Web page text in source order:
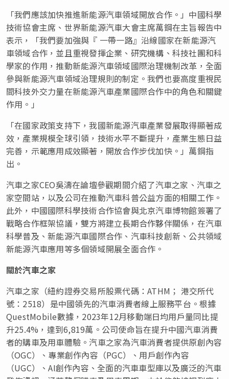
「我們應該加快推進新能源汽車領域開放合作。」 中國科學
技術協會主席、世界新能源汽車大會主席萬鋼在主旨報告中
表示，「我們要加強與『 一帶一路』沿線國家在新能源汽
車領域合作，並且重視發揮企業、研究機構、科技社團和科
學家的作用，推動新能源汽車領域國際治理機制改革，全面
參與新能源汽車領域治理規則的制定。我們也要高度重視民
間科技外交力量在新能源汽車產業國際合作中的角色和關鍵
作用。」
「在國家政策支持下，我國新能源汽車產業發展取得顯著成
效，產業規模全球引領，技術水平不斷提升，產業生態日益
完善，示範應用成效顯著，開放合作步伐加快。」萬鋼指
出。
汽車之家CEO吳濤在論壇參觀期間介紹了汽車之家、汽車之
家空間站，以及公司在推動汽車科普公益方面的相關工作。
此外，中國國際科學技術合作協會與北京汽車博物館簽署了
戰略合作框架協議，雙方將建立長期合作夥伴關係，在汽車
科學普及、新能源汽車國際合作、汽車科技創新、公共領域
新能源汽車應用等多個領域開展全面合作。
關於汽車之家
汽車之家（紐約證券交易所股票代碼：ATHM； 港交所代
號：2518）是中國領先的汽車消費者線上服務平台。根據
QuestMobile數據，2023年12月移動端日均用戶量同比提
升25.4%，達到6,819萬。公司使命旨在提升中國汽車消費
者的購車及用車體驗。汽車之家為汽車消費者提供原創內容
（OGC）、專業創作內容（PGC）、用戶創作內容
（UGC）、AI創作內容、全面的汽車車型庫以及廣泛的汽車